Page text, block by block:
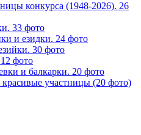
конкурса (1948-2026). 26
33 фото
и езидки. 24 фото
30 фото
фото
и балкарки. 20 фото
участницы (20 фото)